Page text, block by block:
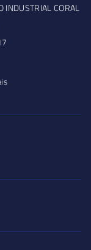
INDUSTRIAL CORAL